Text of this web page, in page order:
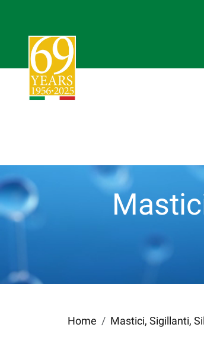
Home Mastici, Sigillanti,